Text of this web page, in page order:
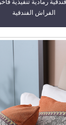
رمادية تنفيذية
الفراش الفندقية